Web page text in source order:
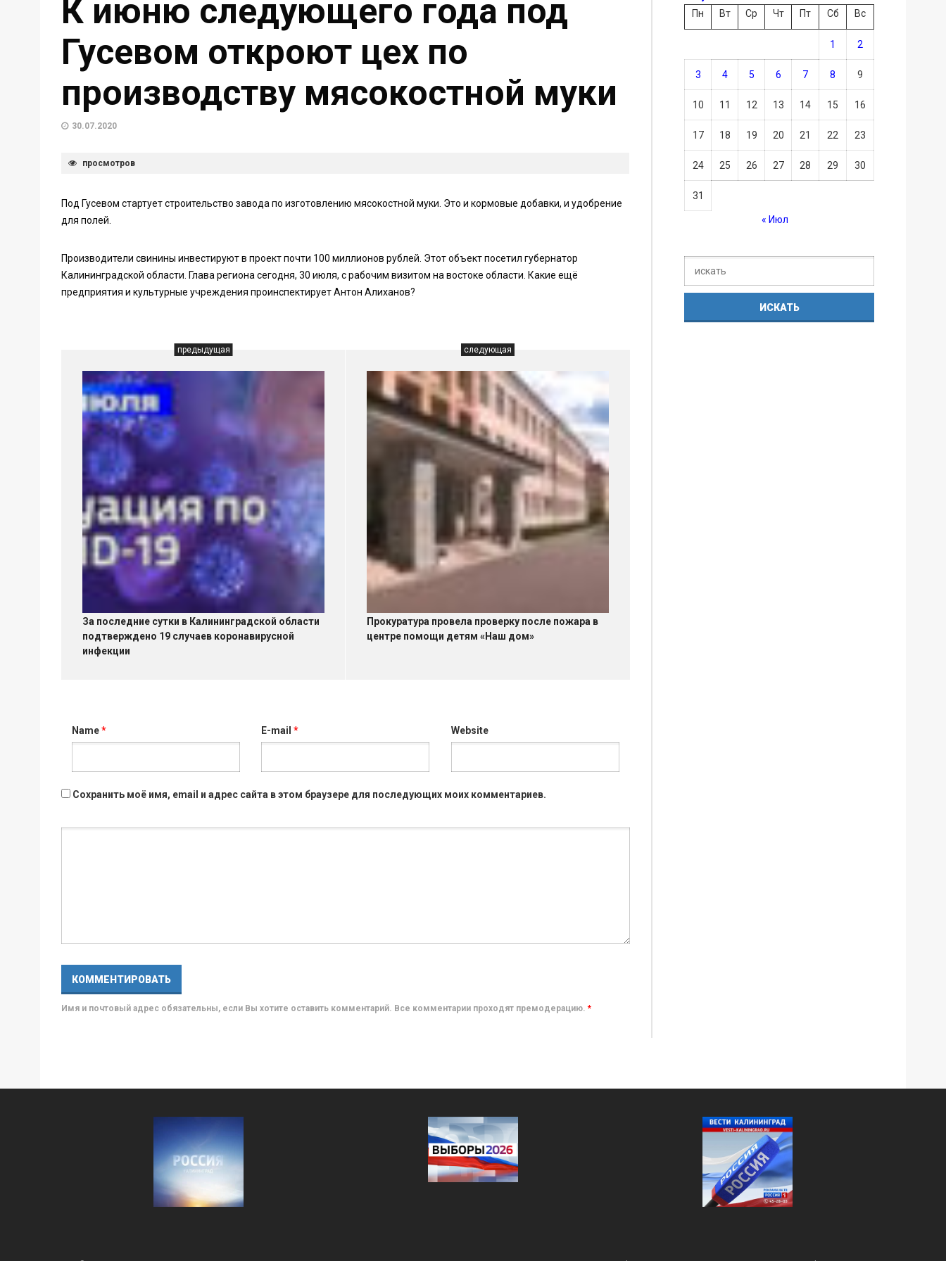
К июню следующего года под
Гусевом откроют цех по
производству мясокостной муки
30.07.2020
просмотров
Под Гусевом стартует строительство завода по изготовлению мясокостной муки. Это и кормовые добавки, и удобрение
для полей.
Производители свинины инвестируют в проект почти 100 миллионов рублей. Этот объект посетил губернатор
Калининградской области. Глава региона сегодня, 30 июля, с рабочим визитом на востоке области. Какие ещё
предприятия и культурные учреждения проинспектирует Антон Алиханов?
предыдущая
За последние сутки в Калининградской области
подтверждено 19 случаев коронавирусной
инфекции
следующая
Прокуратура провела проверку после пожара в
центре помощи детям «Наш дом»
Name* E-mail* Website
Сохранить моё имя, email и адрес сайта в этом браузере для последующих моих комментариев.
Имя и почтовый адрес обязательны, если Вы хотите оставить комментарий. Все комментарии проходят премодерацию. *
Пн
Вт Ср Чт Пт Сб Вс
1 2
3 4 5 6 7 8 9
10 11 12 13 14 15 16
17 18 19 20 21 22 23
24 25 26 27 28 29 30
31
« Июл